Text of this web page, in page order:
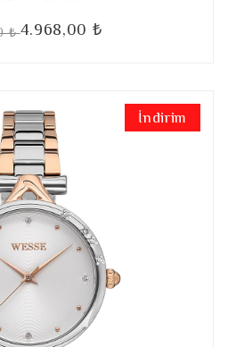
₺4.968,00 ₺
İndirim